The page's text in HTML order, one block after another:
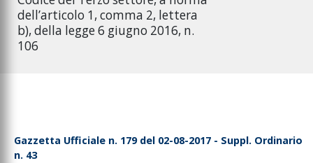
dell’articolo 1, comma 2, lettera
b), della legge 6 giugno 2016, n.
106
Gazzetta Ufficiale n. 179 del 02-08-2017 - Suppl. Ordinario
n. 43